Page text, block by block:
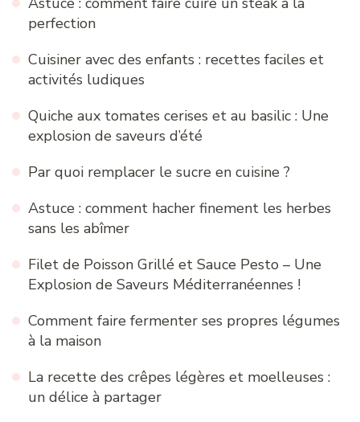
perfection
Cuisiner avec des enfants : recettes faciles et
activités ludiques
Quiche aux tomates cerises et au basilic : Une
explosion de saveurs d’été
Par quoi remplacer le sucre en cuisine ?
Astuce : comment hacher finement les herbes
sans les abîmer
Filet de Poisson Grillé et Sauce Pesto – Une
Explosion de Saveurs Méditerranéennes !
Comment faire fermenter ses propres légumes
à la maison
La recette des crêpes légères et moelleuses :
un délice à partager